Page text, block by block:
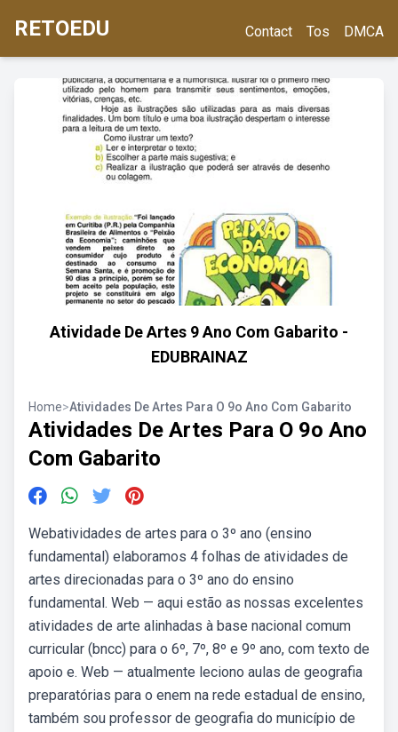
RETOEDU Contact Tos DMCA
Atividade De Artes 9 Ano Com Gabarito -
EDUBRAINAZ
Home>Atividades De Artes Para O 9o Ano Com Gabarito
Atividades De Artes Para O 9o Ano
Com Gabarito
Webatividades de artes para o 3º ano (ensino
fundamental) elaboramos 4 folhas de atividades de
artes direcionadas para o 3º ano do ensino
fundamental. Web — aqui estão as nossas excelentes
atividades de arte alinhadas à base nacional comum
curricular (bncc) para o 6º, 7º, 8º e 9º ano, com texto de
apoio e. Web — atualmente leciono aulas de geografia
preparatórias para o enem na rede estadual de ensino,
também sou professor de geografia do município de